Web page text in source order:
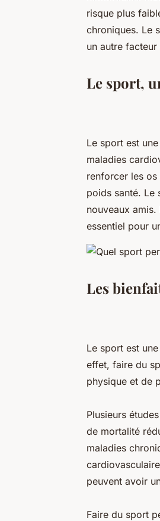
risque plus
chroniques. Le
un autre
Le sport,
Le sport est
maladies
renforcer les
poids santé. Le
nouveaux
essentiel pour
Les
Le sport est
effet, faire du
physique et de
Plusieurs
de mortalité
maladies
peuvent avoir
Faire du sport